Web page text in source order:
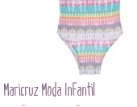
Maricruz Moda Infantil